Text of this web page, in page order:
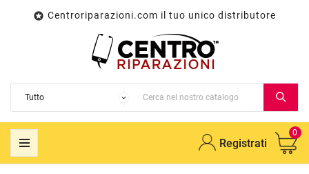
 Centroriparazioni.com il tuo unico distributore
Registrati
0